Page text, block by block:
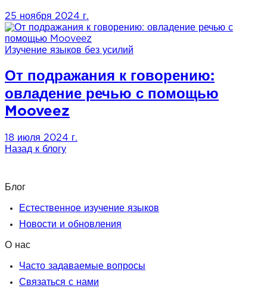
25 ноября 2024 г.
Изучение языков без усилий
От подражания к говорению:
овладение речью с помощью
Mooveez
18 июля 2024 г.
Назад к блогу
Блог
Естественное изучение языков
Новости и обновления
О нас
Часто задаваемые вопросы
Связаться с нами